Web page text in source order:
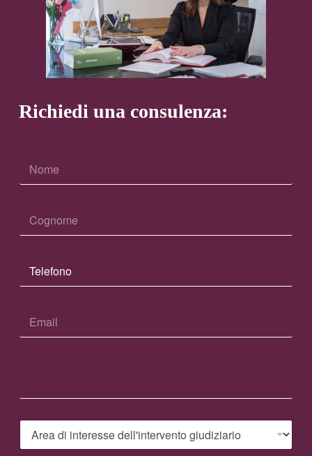
Richiedi una consulenza: